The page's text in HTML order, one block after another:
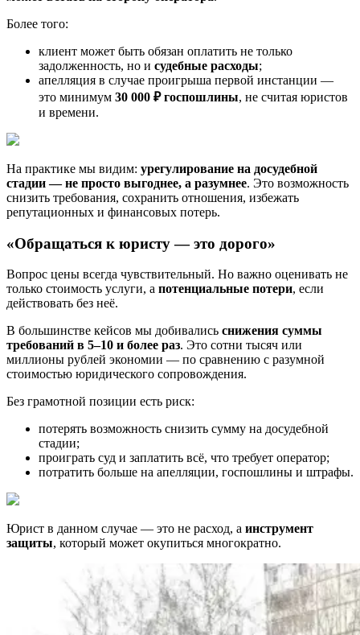
Более того:
клиент может быть обязан оплатить не только
задолженность, но и судебные расходы;
апелляция в случае проигрыша первой инстанции —
это минимум 30 000 ₽ госпошлины, не считая юристов
и времени.
На практике мы видим: урегулирование на досудебной
стадии — не просто выгоднее, а разумнее. Это возможность
снизить требования, сохранить отношения, избежать
репутационных и финансовых потерь.
«Обращаться к юристу — это дорого»
Вопрос цены всегда чувствительный. Но важно оценивать не
только стоимость услуги, а потенциальные потери, если
действовать без неё.
В большинстве кейсов мы добивались снижения суммы
требований в 5–10 и более раз. Это сотни тысяч или
миллионы рублей экономии — по сравнению с разумной
стоимостью юридического сопровождения.
Без грамотной позиции есть риск:
потерять возможность снизить сумму на досудебной
стадии;
проиграть суд и заплатить всё, что требует оператор;
потратить больше на апелляции, госпошлины и штрафы.
Юрист в данном случае — это не расход, а инструмент
защиты, который может окупиться многократно.